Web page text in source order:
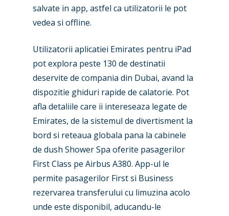
salvate in app, astfel ca utilizatorii le pot
vedea si offline.
Utilizatorii aplicatiei Emirates pentru iPad
pot explora peste 130 de destinatii
deservite de compania din Dubai, avand la
dispozitie ghiduri rapide de calatorie. Pot
afla detaliile care ii intereseaza legate de
Emirates, de la sistemul de divertisment la
bord si reteaua globala pana la cabinele
de dush Shower Spa oferite pasagerilor
First Class pe Airbus A380. App-ul le
permite pasagerilor First si Business
rezervarea transferului cu limuzina acolo
unde este disponibil, aducandu-le
New Routes
Industry